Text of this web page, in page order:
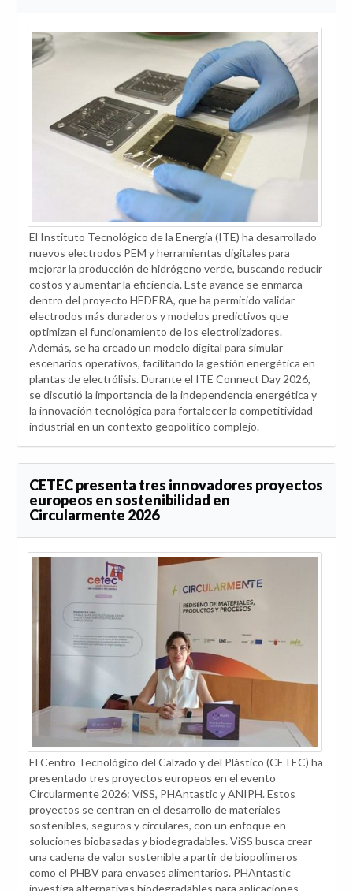
El Instituto Tecnológico de la Energía (ITE) ha desarrollado
nuevos electrodos PEM y herramientas digitales para
mejorar la producción de hidrógeno verde, buscando reducir
costos y aumentar la eficiencia. Este avance se enmarca
dentro del proyecto HEDERA, que ha permitido validar
electrodos más duraderos y modelos predictivos que
optimizan el funcionamiento de los electrolizadores.
Además, se ha creado un modelo digital para simular
escenarios operativos, facilitando la gestión energética en
plantas de electrólisis. Durante el ITE Connect Day 2026,
se discutió la importancia de la independencia energética y
la innovación tecnológica para fortalecer la competitividad
industrial en un contexto geopolítico complejo.
CETEC presenta tres innovadores proyectos
europeos en sostenibilidad en
Circularmente 2026
El Centro Tecnológico del Calzado y del Plástico (CETEC) ha
presentado tres proyectos europeos en el evento
Circularmente 2026: ViSS, PHAntastic y ANIPH. Estos
proyectos se centran en el desarrollo de materiales
sostenibles, seguros y circulares, con un enfoque en
soluciones biobasadas y biodegradables. ViSS busca crear
una cadena de valor sostenible a partir de biopolímeros
como el PHBV para envases alimentarios. PHAntastic
investiga alternativas biodegradables para aplicaciones